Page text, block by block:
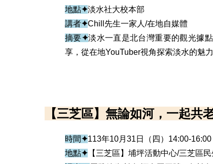
地點✦淡水社大校本部
講者✦Chill先生一家人/在地自媒體
摘要✦淡水一直是北台灣重要的觀光據
享，從在地YouTuber視角探索淡水的魅
【三芝區】無論如河，一起共
時間✦113年10月31日（四）14:00-16:00
地點✦ 【三芝區】埔坪活動中心/三芝區